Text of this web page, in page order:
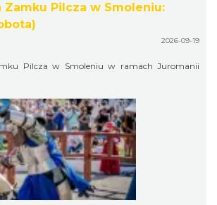
Zamku Pilcza w Smoleniu:
2026-09-19
Pilcza w Smoleniu w ramach Juromanii